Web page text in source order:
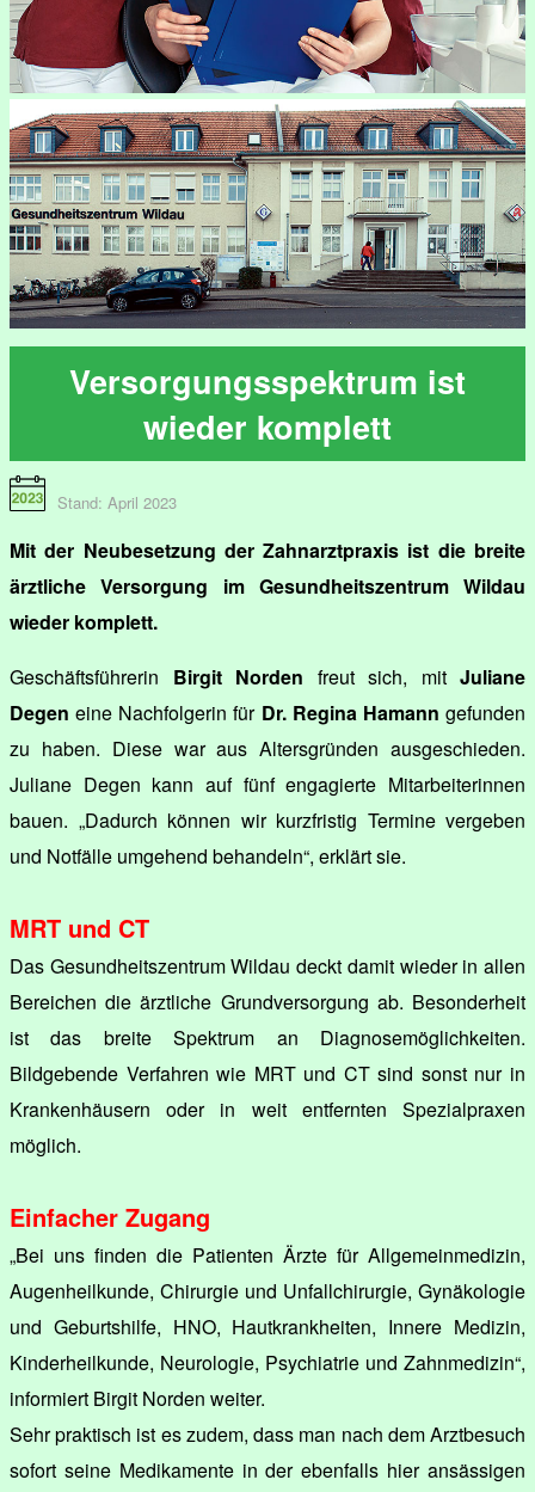
Versorgungsspektrum ist
wieder komplett
Stand: April 2023
Mit der Neubesetzung der Zahnarztpraxis ist die breite
ärztliche Versorgung im Gesundheitszentrum Wildau
wieder komplett.
Geschäftsführerin Birgit Norden freut sich, mit Juliane
Degen eine Nachfolgerin für Dr. Regina Hamann gefunden
zu haben. Diese war aus Altersgründen ausgeschieden.
Juliane Degen kann auf fünf engagierte Mitarbeiterinnen
bauen. „Dadurch können wir kurzfristig Termine vergeben
und Notfälle umgehend behandeln“, erklärt sie.
MRT und CT
Das Gesundheitszentrum Wildau deckt damit wieder in allen
Bereichen die ärztliche Grundversorgung ab. Besonderheit
ist das breite Spektrum an Diagnosemöglichkeiten.
Bildgebende Verfahren wie MRT und CT sind sonst nur in
Krankenhäusern oder in weit entfernten Spezialpraxen
möglich.
Einfacher Zugang
„Bei uns finden die Patienten Ärzte für Allgemeinmedizin,
Augenheilkunde, Chirurgie und Unfallchirurgie, Gynäkologie
und Geburtshilfe, HNO, Hautkrankheiten, Innere Medizin,
Kinderheilkunde, Neurologie, Psychiatrie und Zahnmedizin“,
informiert Birgit Norden weiter.
Sehr praktisch ist es zudem, dass man nach dem Arztbesuch
sofort seine Medikamente in der ebenfalls hier ansässigen